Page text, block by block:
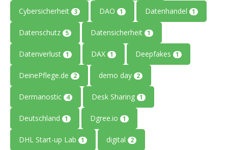
Cybersicherheit 3 DAO 1 Datenhandel 1
Datenschutz 5 Datensicherheit 1
Datenverlust 1 DAX 1 Deepfakes 1
DeinePflege.de 2 demo day 2
Dermanostic 4 Desk Sharing 1
Deutschland 1 Dgree.io 1
DHL Start-up Lab 1 digital 2